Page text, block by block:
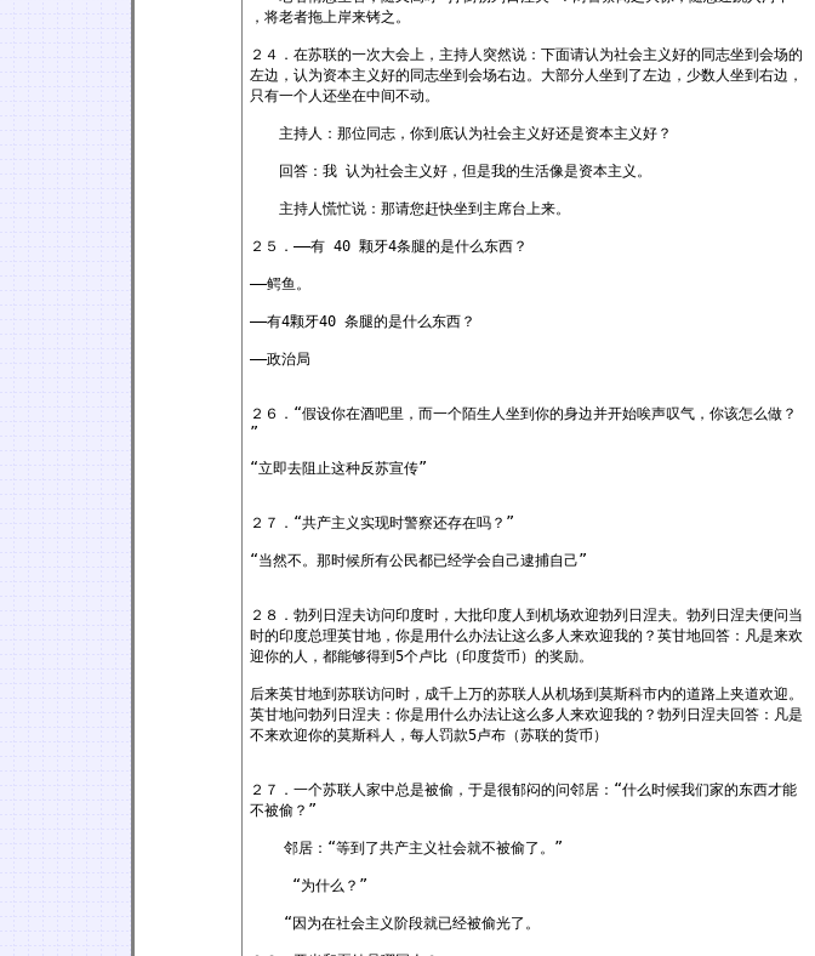
，将老者拖上岸来铐之。
２４．在苏联的一次大会上，主持人突然说：下面请认为社会主义好的同志坐到会场的
左边，认为资本主义好的同志坐到会场右边。大部分人坐到了左边，少数人坐到右边，
只有一个人还坐在中间不动。
主持人：那位同志，你到底认为社会主义好还是资本主义好？
回答：我 认为社会主义好，但是我的生活像是资本主义。
主持人慌忙说：那请您赶快坐到主席台上来。
２５．——有 40 颗牙4条腿的是什么东西？
——鳄鱼。
——有4颗牙40 条腿的是什么东西？
——政治局
２６．“假设你在酒吧里，而一个陌生人坐到你的身边并开始唉声叹气，你该怎么做？
”
“立即去阻止这种反苏宣传”
２７．“共产主义实现时警察还存在吗？”
“当然不。那时候所有公民都已经学会自己逮捕自己”
２８．勃列日涅夫访问印度时，大批印度人到机场欢迎勃列日涅夫。勃列日涅夫便问当
时的印度总理英甘地，你是用什么办法让这么多人来欢迎我的？英甘地回答：凡是来欢
迎你的人，都能够得到5个卢比（印度货币）的奖励。
后来英甘地到苏联访问时，成千上万的苏联人从机场到莫斯科市内的道路上夹道欢迎。
英甘地问勃列日涅夫：你是用什么办法让这么多人来欢迎我的？勃列日涅夫回答：凡是
不来欢迎你的莫斯科人，每人罚款5卢布（苏联的货币）
２７．一个苏联人家中总是被偷，于是很郁闷的问邻居：“什么时候我们家的东西才能
不被偷？”
邻居：“等到了共产主义社会就不被偷了。”
“为什么？”
“因为在社会主义阶段就已经被偷光了。